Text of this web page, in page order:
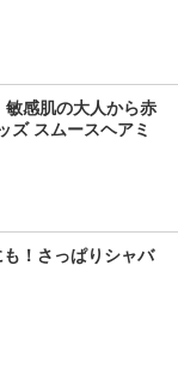
敏感肌の大人から赤
ズ スムースヘアミ
！さっぱりシャバ